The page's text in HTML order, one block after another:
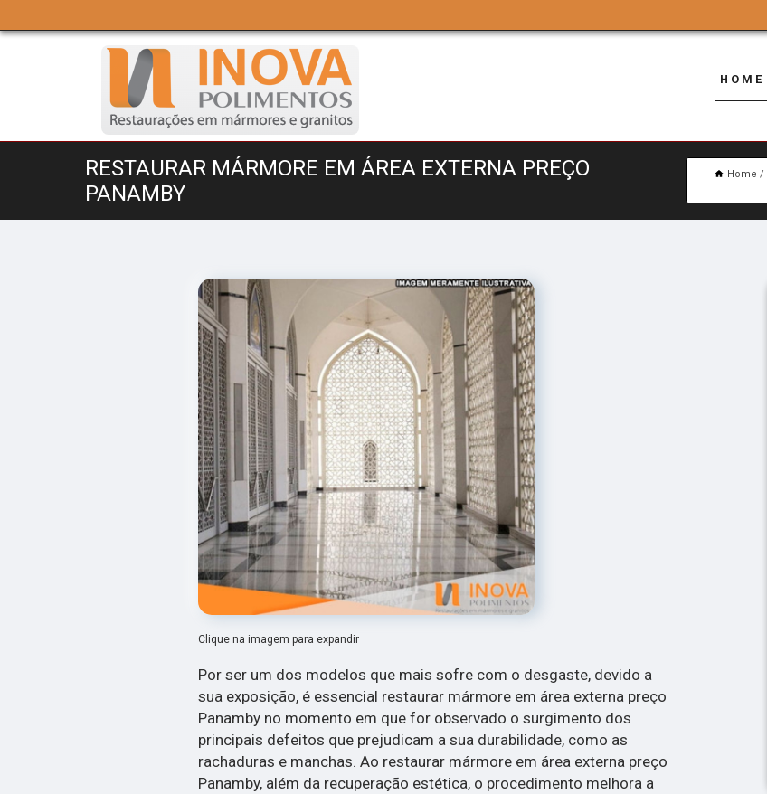
HOME
RESTAURAR MÁRMORE EM ÁREA EXTERNA PREÇO
PANAMBY
Home
Clique na imagem para expandir
Por ser um dos modelos que mais sofre com o desgaste, devido a
sua exposição, é essencial restaurar mármore em área externa preço
Panamby no momento em que for observado o surgimento dos
principais defeitos que prejudicam a sua durabilidade, como as
rachaduras e manchas. Ao restaurar mármore em área externa preço
Panamby, além da recuperação estética, o procedimento melhora a